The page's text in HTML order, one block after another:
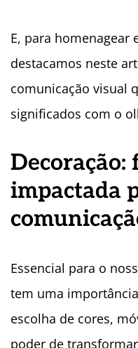
E, para homenagear
destacamos neste
comunicação visual
significados com o
impactada
Essencial para o
tem uma
escolha de cores,
poder de